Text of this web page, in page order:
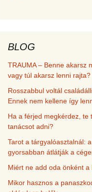
BLOG
TRAUMA – Benne akarsz
vagy túl akarsz lenni rajta?
Rosszabbul voltál
Ennek nem kellene így
Ha a férjed megkérdez, te
tanácsot adni?
Tarot a tárgyalóasztalnál:
gyorsabban átlátják a
Miért ne add oda önként a
Mikor hasznos a